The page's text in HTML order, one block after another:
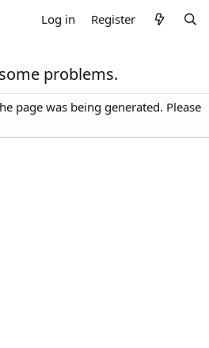
Log in Register
problems.
page was being generated. Please